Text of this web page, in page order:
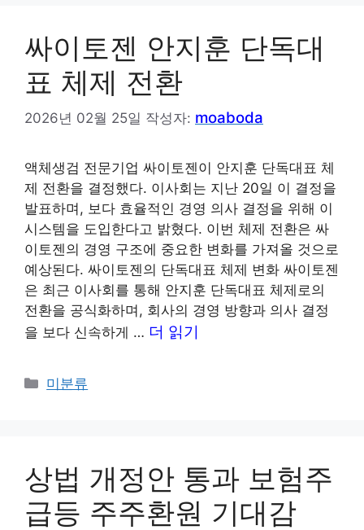
싸이토젠 안지훈 단독대
표 체제 전환
2026년 02월 25일 작성자: moaboda
액체생검 전문기업 싸이토젠이 안지훈 단독대표 체
제 전환을 결정했다. 이사회는 지난 20일 이 결정을
발표하며, 보다 효율적인 경영 의사 결정을 위해 이
시스템을 도입한다고 밝혔다. 이번 체제 전환은 싸
이토젠의 경영 구조에 중요한 변화를 가져올 것으로
예상된다. 싸이토젠의 단독대표 체제 변화 싸이토젠
은 최근 이사회를 통해 안지훈 단독대표 체제로의
전환을 공식화하며, 회사의 경영 방향과 의사 결정
을 보다 신속하게 … 더 읽기
카
미분류
상법 개정안 통과 보험주
급등 주주환원 기대감